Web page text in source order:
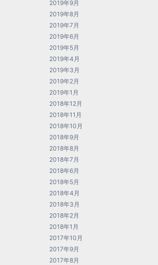
2019年9月
2019年8月
2019年7月
2019年6月
2019年5月
2019年4月
2019年3月
2019年2月
2019年1月
2018年12月
2018年11月
2018年10月
2018年9月
2018年8月
2018年7月
2018年6月
2018年5月
2018年4月
2018年3月
2018年2月
2018年1月
2017年10月
2017年9月
2017年8月